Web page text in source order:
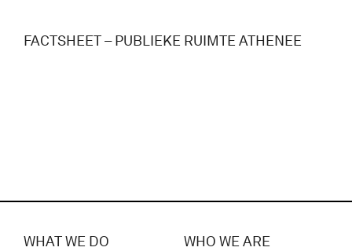
FACTSHEET – PUBLIEKE RUIMTE ATHENEE
WHAT WE DO
WHO WE ARE